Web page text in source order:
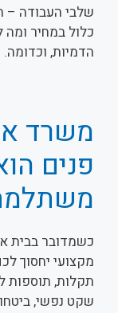
שלבי העבודה –
כלול במחיר ומה
הדמיות, וכדומה.
משרד
פנים
כשמדובר בבית
מקצועי יחסוך
תקלות, תוספות
שקט נפשי,